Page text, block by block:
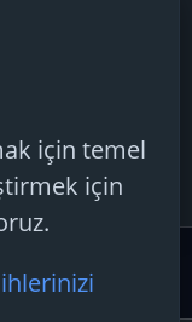
beta
Teknoloji
için temel
için